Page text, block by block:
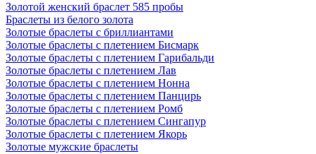
Золотой женский браслет 585 пробы
Браслеты из белого золота
Золотые браслеты с бриллиантами
Золотые браслеты с плетением Бисмарк
Золотые браслеты с плетением Гарибальди
Золотые браслеты с плетением Лав
Золотые браслеты с плетением Нонна
Золотые браслеты с плетением Панцирь
Золотые браслеты с плетением Ромб
Золотые браслеты с плетением Сингапур
Золотые браслеты с плетением Якорь
Золотые мужские браслеты